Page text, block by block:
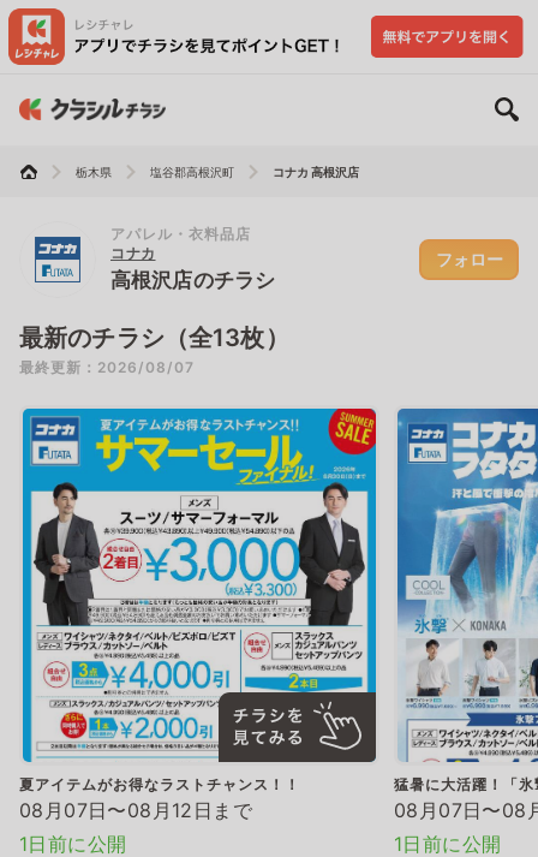
栃木県 塩谷郡高根沢町 コナカ 高根沢店
アパレル・衣料品店
コナカ
高根沢店のチラシ
フォロー
最新のチラシ（全13枚）
最終更新：2026/08/07
夏アイテムがお得なラストチャンス！！
08月07日〜08月12日まで
1日前に公開
猛暑に大活躍！「
08月07日〜08
1日前に公開